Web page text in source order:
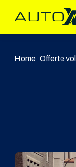
Home Offerte